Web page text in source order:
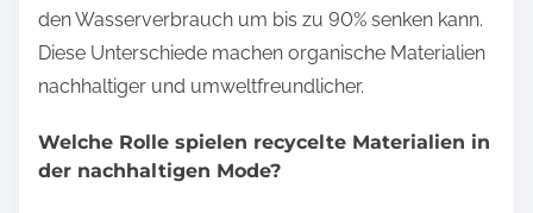
den Wasserverbrauch um bis zu 90% senken kann.
Diese Unterschiede machen organische Materialien
nachhaltiger und umweltfreundlicher.
Welche Rolle spielen recycelte Materialien in
der nachhaltigen Mode?